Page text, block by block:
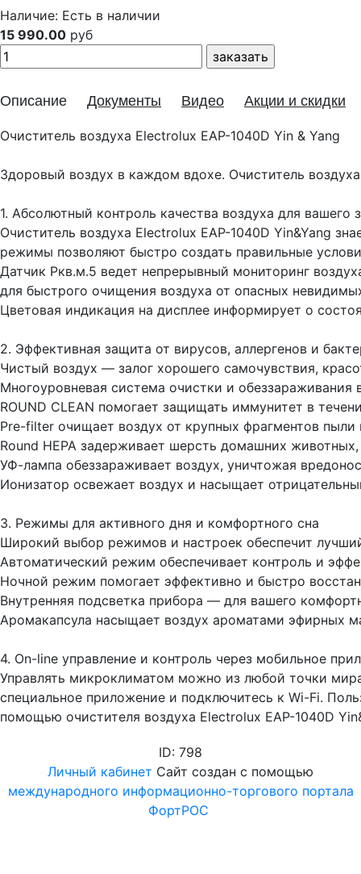
Наличие: Есть в наличии
15 990.00 руб
Описание Документы Видео Акции и скидки
Очиститель воздуха Electrolux EAP-1040D Yin & Yang
Здоровый воздух в каждом вдохе. Очиститель
1. Абсолютный контроль качества воздуха для вашего
Очиститель воздуха Electrolux EAP-1040D Yin&Yang
режимы позволяют быстро создать правильные
Датчик Ркв.м.5 ведет непрерывный мониторинг
для быстрого очищения воздуха от опасных
Цветовая индикация на дисплее информирует о
2. Эффективная защита от вирусов, аллергенов и
Чистый воздух — залог хорошего самочувствия,
Многоуровневая система очистки и обеззараживания
ROUND CLEAN помогает защищать иммунитет в
Pre-filter очищает воздух от крупных фрагментов пыли
Round HEPA задерживает шерсть домашних
УФ-лампа обеззараживает воздух, уничтожая
Ионизатор освежает воздух и насыщает
3. Режимы для активного дня и комфортного сна
Широкий выбор режимов и настроек обеспечит
Автоматический режим обеспечивает контроль и
Ночной режим помогает эффективно и быстро
Внутренняя подсветка прибора — для вашего
Аромакапсула насыщает воздух ароматами эфирных
4. On-line управление и контроль через мобильное
Управлять микроклиматом можно из любой точки
специальное приложение и подключитесь к Wi-Fi.
помощью очистителя воздуха Electrolux EAP-1040D
ID: 798
Личный кабинет Сайт создан с помощью
международного информационно-торгового портала
ФортРОС